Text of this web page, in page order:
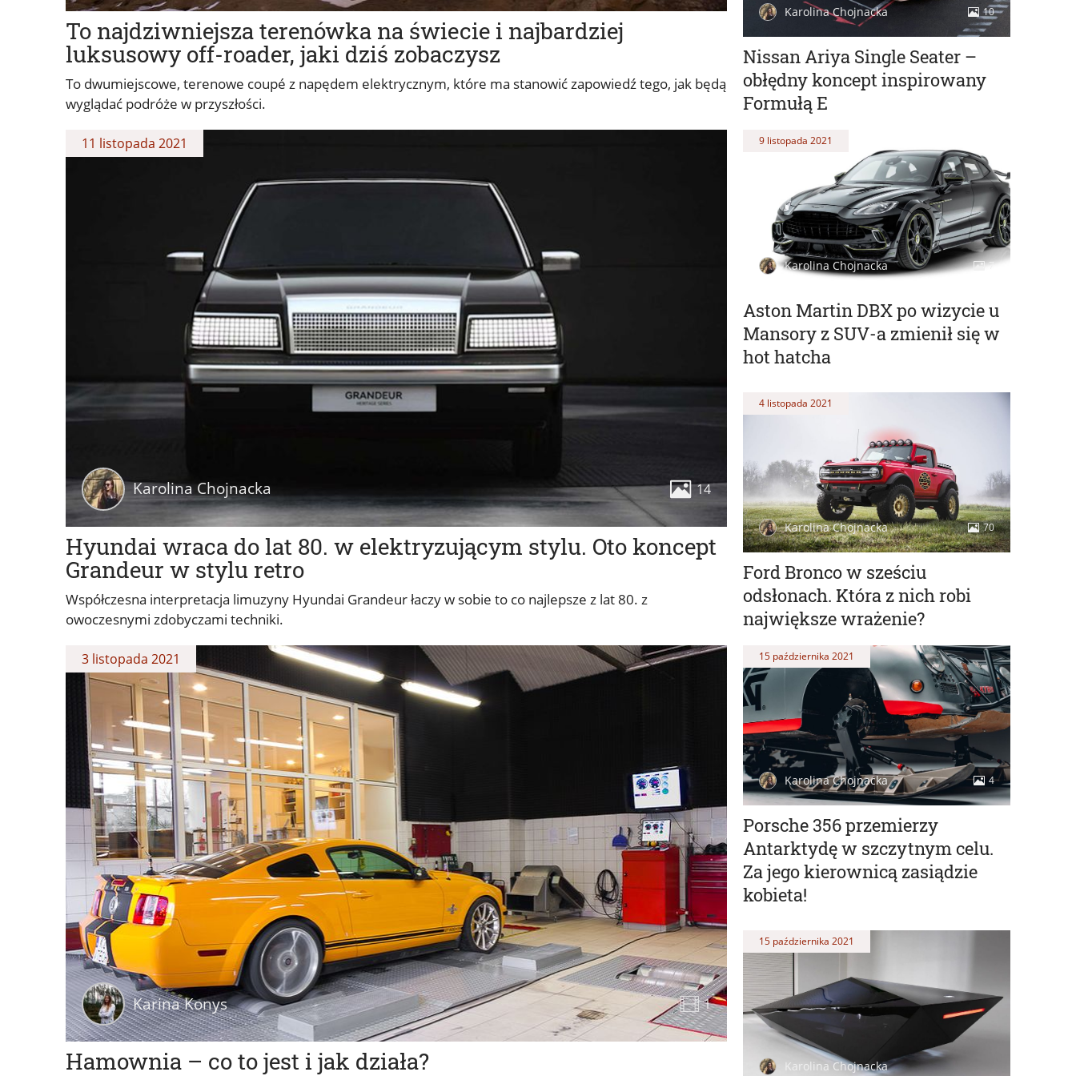
To najdziwniejsza terenówka na świecie i najbardziej
luksusowy off-roader, jaki dziś zobaczysz
To dwumiejscowe, terenowe coupé z napędem elektrycznym, które ma stanowić zapowiedź tego, jak będą
wyglądać podróże w przyszłości.
Nissan Ariya Single Seater –
obłędny koncept inspirowany
Formułą E
Karolina Chojnacka 10
Hyundai wraca do lat 80. w elektryzującym stylu. Oto koncept
Grandeur w stylu retro
11 listopada 2021
Karolina Chojnacka 14
Współczesna interpretacja limuzyny Hyundai Grandeur łaczy w sobie to co najlepsze z lat 80. z
owoczesnymi zdobyczami techniki.
Aston Martin DBX po wizycie u
Mansory z SUV-a zmienił się w
hot hatcha
9 listopada 2021
Karolina Chojnacka 7
Ford Bronco w sześciu
odsłonach. Która z nich robi
największe wrażenie?
4 listopada 2021
Karolina Chojnacka 70
Hamownia – co to jest i jak działa?
3 listopada 2021
Karina Konys 1
Porsche 356 przemierzy
Antarktydę w szczytnym celu.
Za jego kierownicą zasiądzie
kobieta!
15 października 2021
Karolina Chojnacka 4
15 października 2021
Karolina Chojnacka